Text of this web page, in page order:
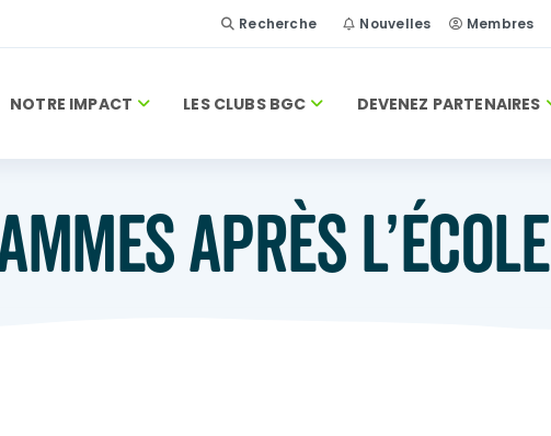
Recherche Nouvelles Membres
NOTRE IMPACT LES CLUBS BGC DEVENEZ PARTENAIRES
APRÈS L’ÉCOLE